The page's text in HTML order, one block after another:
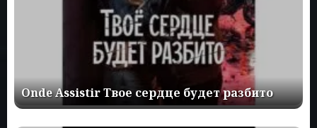
Onde Assistir Твое сердце будет разбито